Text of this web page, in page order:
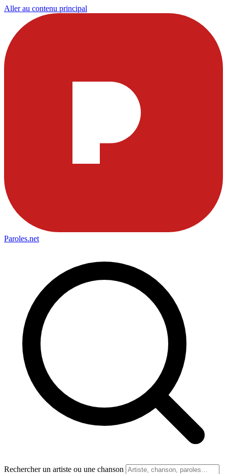
Aller au contenu principal
Paroles.net
Rechercher un artiste ou une chanson